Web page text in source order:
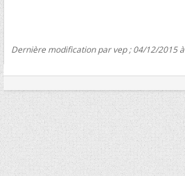
Dernière modification par vep ; 04/12/2015 à